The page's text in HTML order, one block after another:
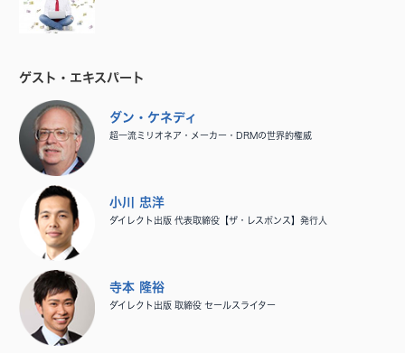
ゲスト・エキスパート
ダン・ケネディ
超一流ミリオネア・メーカー・DRMの世界的権威
小川 忠洋
ダイレクト出版 代表取締役【ザ・レスポンス】発行人
寺本 隆裕
ダイレクト出版 取締役 セールスライター